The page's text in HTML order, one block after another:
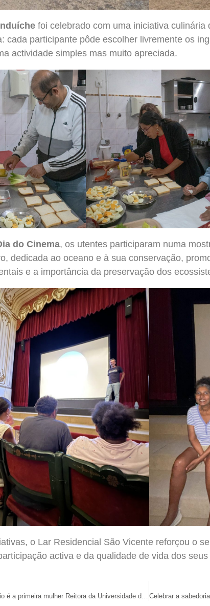
foi celebrado com uma iniciativa culinária
cada participante pôde escolher livremente os
actividade simples mas muito apreciada.
do Cinema, os utentes participaram numa
dedicada ao oceano e à sua conservação,
e a importância da preservação dos
o Lar Residencial São Vicente reforçou o
activa e da qualidade de vida dos
Alexandra Teodósio é a primeira mulher Reitora da Universidade do Algarve